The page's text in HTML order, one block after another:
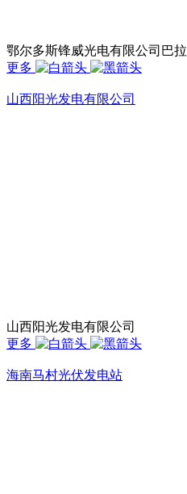
鄂尔多斯锋威光电有限公司巴
更多
山西阳光发电有限公司
山西阳光发电有限公司
更多
海南马村光伏发电站